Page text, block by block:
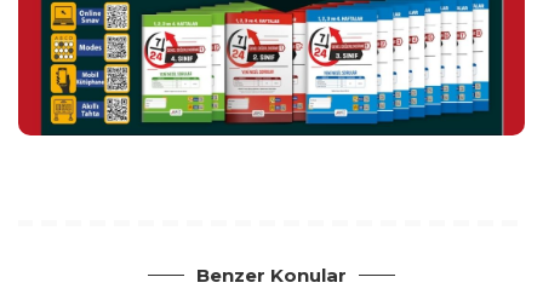
Benzer Konular